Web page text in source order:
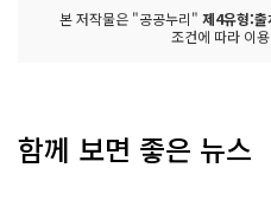
본 저작물은 "공공누리" 제4유형:출
조건에 따라 이
함께 보면 좋은 뉴스